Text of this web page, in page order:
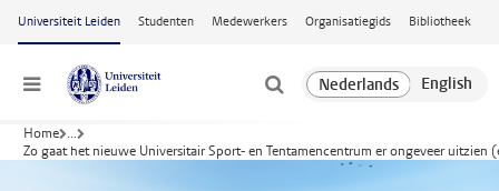
Ga naar hoofdinhoud
Universiteit Leiden Studenten Medewerkers Organisatiegids Bibliotheek
Menu
Home ...
Zo gaat het nieuwe Universitair Sport- en Tentamencentrum er ongeveer uitzien